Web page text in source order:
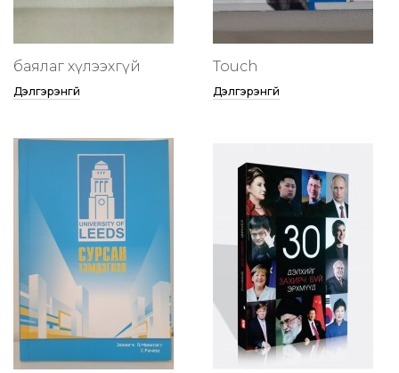
баялаг хүлээхгүй
Дэлгэрэнгүй
Touch
Дэлгэрэнгүй